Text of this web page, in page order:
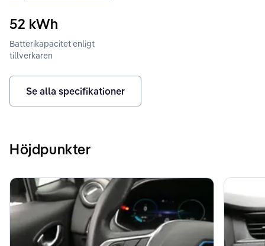
52 kWh
Batterikapacitet enligt
tillverkaren
Se alla specifikationer
Höjdpunkter